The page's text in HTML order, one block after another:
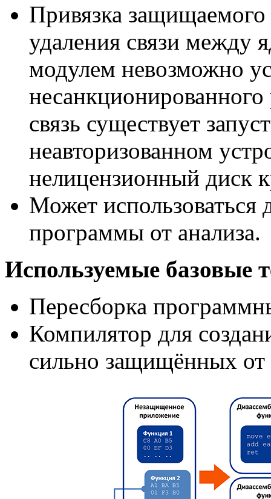
Привязка
удаления связи
модулем невозможно
связь существует
неавторизованном
нелицензионный диск
Может
программы от анализа.
Используемые базовые
Пересборка
Компилятор для
сильно защищённых